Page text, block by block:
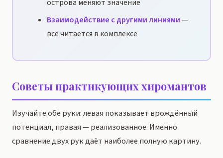
острова меняют значение
Взаимодействие с другими линиями—
всё читается в комплексе
Советы практикующих хиромантов
Изучайте обе руки: левая показывает врождённый
потенциал, правая — реализованное. Именно
сравнение двух рук даёт наиболее полную картину.